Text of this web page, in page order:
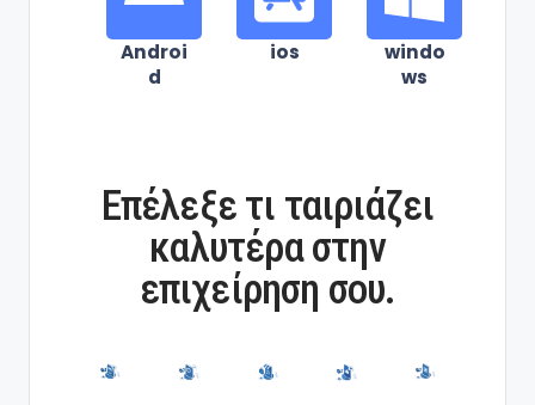
Androi
d
ios
windo
ws
Επέλεξε τι ταιριάζει
καλυτέρα στην
επιχείρηση σου.